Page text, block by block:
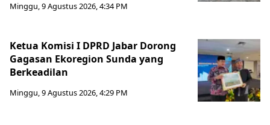
Minggu, 9 Agustus 2026, 4:34 PM
Ketua Komisi I DPRD Jabar Dorong
Gagasan Ekoregion Sunda yang
Berkeadilan
Minggu, 9 Agustus 2026, 4:29 PM